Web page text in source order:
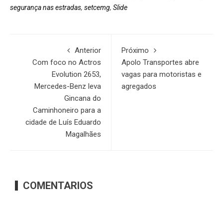
segurança nas estradas, setcemg, Slide
Anterior
Com foco no Actros
Evolution 2653,
Mercedes-Benz leva
Gincana do
Caminhoneiro para a
cidade de Luís Eduardo
Magalhães
Próximo
Apolo Transportes abre
vagas para motoristas e
agregados
COMENTARIOS